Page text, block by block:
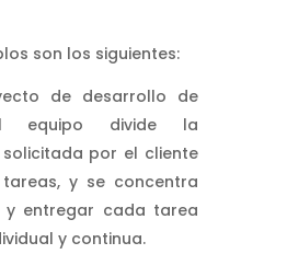
son los siguientes:
de desarrollo de
equipo divide la
por el cliente
y se concentra
y entregar cada tarea
y continua.